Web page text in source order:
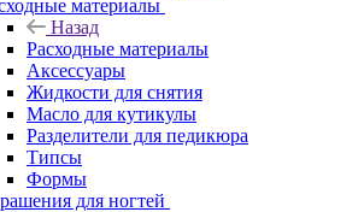
материалы
Назад
Расходные материалы
Аксессуары
Жидкости для снятия
Масло для кутикулы
Разделители для педикюра
Типсы
Формы
для ногтей